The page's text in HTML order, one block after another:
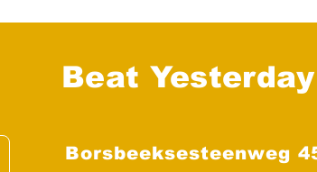
Beat Yesterday
Borsbeeksesteenweg